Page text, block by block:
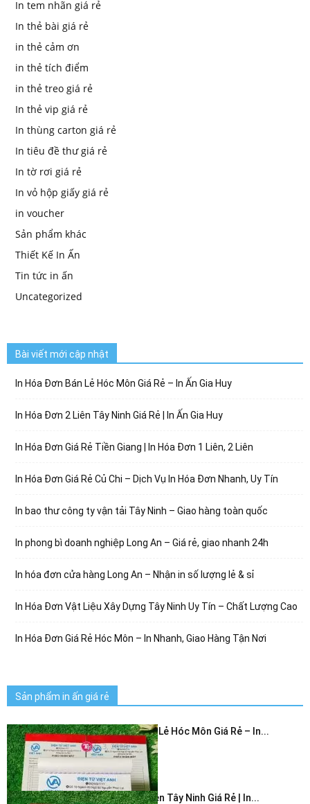
In tem nhãn giá rẻ
In thẻ bài giá rẻ
in thẻ cảm ơn
in thẻ tích điểm
in thẻ treo giá rẻ
In thẻ vip giá rẻ
In thùng carton giá rẻ
In tiêu đề thư giá rẻ
In tờ rơi giá rẻ
In vỏ hộp giấy giá rẻ
in voucher
Sản phẩm khác
Thiết Kế In Ấn
Tin tức in ấn
Uncategorized
Bài viết mới cập nhật
In Hóa Đơn Bán Lẻ Hóc Môn Giá Rẻ – In Ấn Gia Huy
In Hóa Đơn 2 Liên Tây Ninh Giá Rẻ | In Ấn Gia Huy
In Hóa Đơn Giá Rẻ Tiền Giang | In Hóa Đơn 1 Liên, 2 Liên
In Hóa Đơn Giá Rẻ Củ Chi – Dịch Vụ In Hóa Đơn Nhanh, Uy Tín
In bao thư công ty vận tải Tây Ninh – Giao hàng toàn quốc
In phong bì doanh nghiệp Long An – Giá rẻ, giao nhanh 24h
In hóa đơn cửa hàng Long An – Nhận in số lượng lẻ & sỉ
In Hóa Đơn Vật Liệu Xây Dựng Tây Ninh Uy Tín – Chất Lượng Cao
In Hóa Đơn Giá Rẻ Hóc Môn – In Nhanh, Giao Hàng Tận Nơi
Sản phẩm in ấn giá rẻ
In Hóa Đơn Bán Lẻ Hóc Môn Giá Rẻ – In...
July 3, 2026
In Hóa Đơn 2 Liên Tây Ninh Giá Rẻ | In...